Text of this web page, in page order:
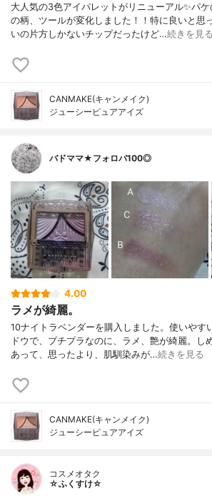
大人気の3色アイパレットがリニューアル✨パ
の柄、ツールが変化しました！！特に良いと思
いの片方しかないチップだったけど…続きを見る
CANMAKE(キャンメイク)
ジューシーピュアアイズ
バドママ★フォロバ100◎
4.00
ラメが綺麗。
10ナイトラベンダーを購入しました。使いやす
ドウで、プチプラなのに、ラメ、艶が綺麗。し
あって、思ったより、肌馴染みが…続きを見る
CANMAKE(キャンメイク)
ジューシーピュアアイズ
コスメオタク
☆ふくすけ☆